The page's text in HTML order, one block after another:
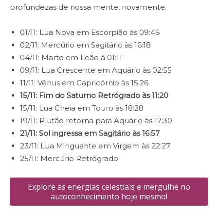
profundezas de nossa mente, novamente.
01/11: Lua Nova em Escorpião às 09:46
02/11: Mercúrio em Sagitário às 16:18
04/11: Marte em Leão à 01:11
09/11: Lua Crescente em Aquário às 02:55
11/11: Vênus em Capricórnio às 15:26
15/11: Fim do Saturno Retrógrado às 11:20
15/11: Lua Cheia em Touro às 18:28
19/11: Plutão retorna para Aquário às 17:30
21/11: Sol ingressa em Sagitário às 16:57
23/11: Lua Minguante em Virgem às 22:27
25/11: Mercúrio Retrógrado
Explore as energias celestiais e mergulhe no
autoconhecimento hoje mesmo!